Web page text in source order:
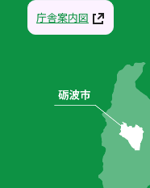
庁舎案内図